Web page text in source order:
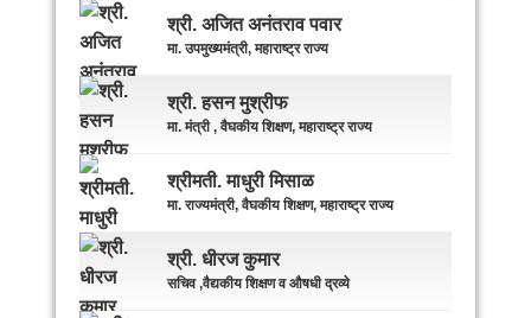
श्री. अजित अनंतराव पवार
मा. उपमुख्यमंत्री, महाराष्ट्र राज्य
श्री. हसन मुश्रीफ
मा. मंत्री , वैघकीय शिक्षण, महाराष्ट्र राज्य
श्रीमती. माधुरी मिसाळ
मा. राज्यमंत्री, वैघकीय शिक्षण, महाराष्ट्र राज्य
श्री. धीरज कुमार
सचिव ,वैद्यकीय शिक्षण व औषधी द्रव्ये